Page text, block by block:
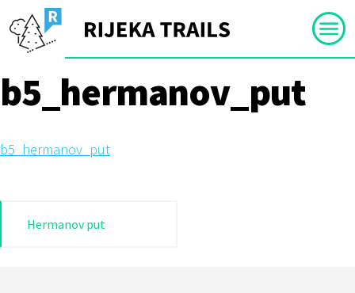
to
content
b5_hermanov_put
b5_hermanov_put
Navigacija
objava
Hermanov put